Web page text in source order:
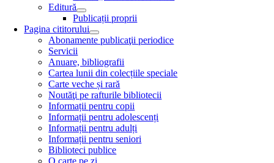
Editură
Publicații proprii
Pagina cititorului
Abonamente publicaţii periodice
Servicii
Anuare, bibliografii
Cartea lunii din colecțiile speciale
Carte veche și rară
Noutăţi pe rafturile bibliotecii
Informații pentru copii
Informații pentru adolescenți
Informații pentru adulți
Informații pentru seniori
Biblioteci publice